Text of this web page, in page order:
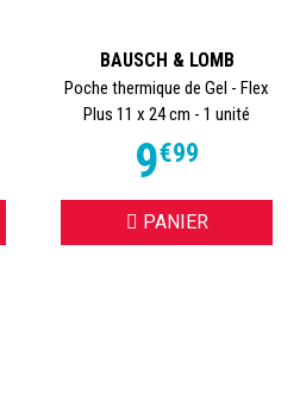
BAUSCH & LOMB
Poche thermique de Gel - Flex
Plus 11 x 24 cm - 1 unité
9€99
PANIER